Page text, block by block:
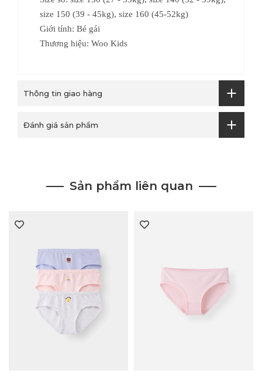
size 150 (39 - 45kg), size 160 (45-52kg)
Giới tính: Bé gái
Thương hiệu: Woo Kids
Thông tin giao hàng
Đánh giá sản phẩm
Sản phẩm liên quan